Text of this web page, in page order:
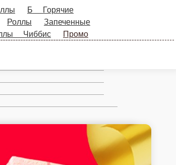
Десерты 2025
Б Салаты-
Горячее и салаты
WOK-